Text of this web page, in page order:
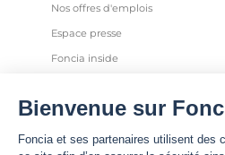
Nos offres d'emplois
Espace presse
Foncia inside
Partenaires